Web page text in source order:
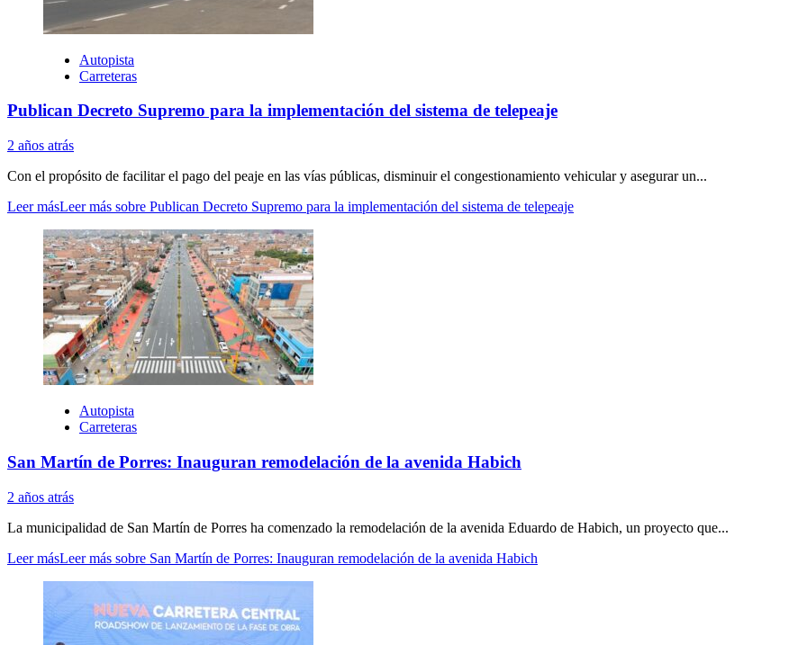
Autopista
Carreteras
Publican Decreto Supremo para la implementación del sistema de telepeaje
2 años atrás
Con el propósito de facilitar el pago del peaje en las vías públicas, disminuir el congestionamiento vehicular y asegurar un...
Leer másLeer más sobre Publican Decreto Supremo para la implementación del sistema de telepeaje
Autopista
Carreteras
San Martín de Porres: Inauguran remodelación de la avenida Habich
2 años atrás
La municipalidad de San Martín de Porres ha comenzado la remodelación de la avenida Eduardo de Habich, un proyecto que...
Leer másLeer más sobre San Martín de Porres: Inauguran remodelación de la avenida Habich